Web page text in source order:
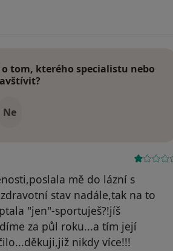
tom, kterého specialistu nebo
Ne
mě do lázní s
stav nadále,tak na to
"jen"-sportuješ?!jíš
za půl roku...a tím její
nikdy více!!!